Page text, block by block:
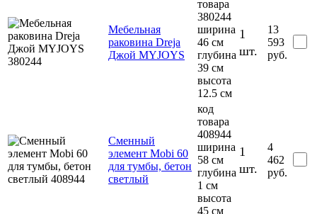
Мебельная
раковина Dreja
Джой MYJOYS
товара
380244
ширина
46 см
глубина
39 см
высота
12.5 см
1
шт.
13
593
руб.
Сменный
элемент Mobi 60
для тумбы, бетон
светлый
код
товара
408944
ширина
58 см
глубина
1 см
высота
45 см
1
шт.
4
462
руб.